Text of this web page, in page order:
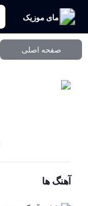
مای موزیک
صفحه اصلی
آهنگ ها